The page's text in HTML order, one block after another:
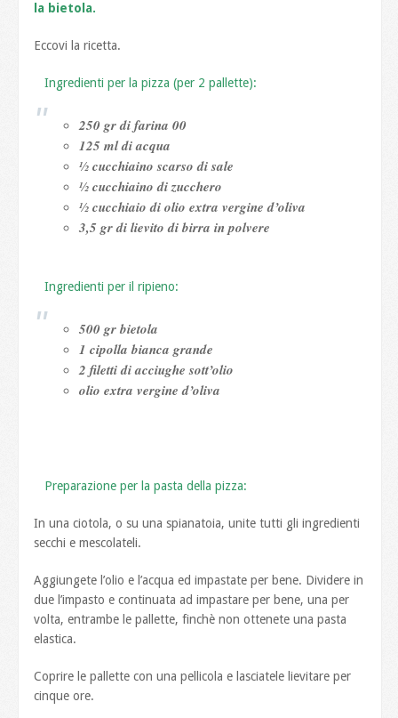
la bietola.
Eccovi la ricetta.
Ingredienti per la pizza (per 2 pallette):
250 gr di farina 00
125 ml di acqua
½ cucchiaino scarso di sale
½ cucchiaino di zucchero
½ cucchiaio di olio extra vergine d’oliva
3,5 gr di lievito di birra in polvere
Ingredienti per il ripieno:
500 gr bietola
1 cipolla bianca grande
2 filetti di acciughe sott’olio
olio extra vergine d’oliva
Preparazione per la pasta della pizza:
In una ciotola, o su una spianatoia, unite tutti gli ingredienti
secchi e mescolateli.
Aggiungete l’olio e l’acqua ed impastate per bene. Dividere in
due l’impasto e continuata ad impastare per bene, una per
volta, entrambe le pallette, finchè non ottenete una pasta
elastica.
Coprire le pallette con una pellicola e lasciatele lievitare per
cinque ore.